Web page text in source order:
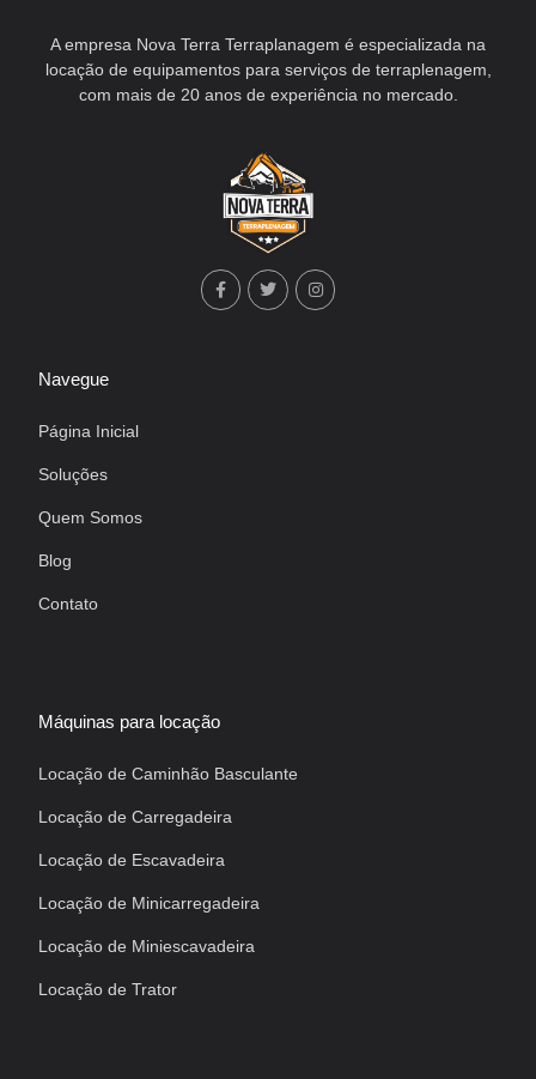
A empresa Nova Terra Terraplanagem é especializada na
locação de equipamentos para serviços de terraplenagem,
com mais de 20 anos de experiência no mercado.
Navegue
Página Inicial
Soluções
Quem Somos
Blog
Contato
Máquinas para locação
Locação de Caminhão Basculante
Locação de Carregadeira
Locação de Escavadeira
Locação de Minicarregadeira
Locação de Miniescavadeira
Locação de Trator